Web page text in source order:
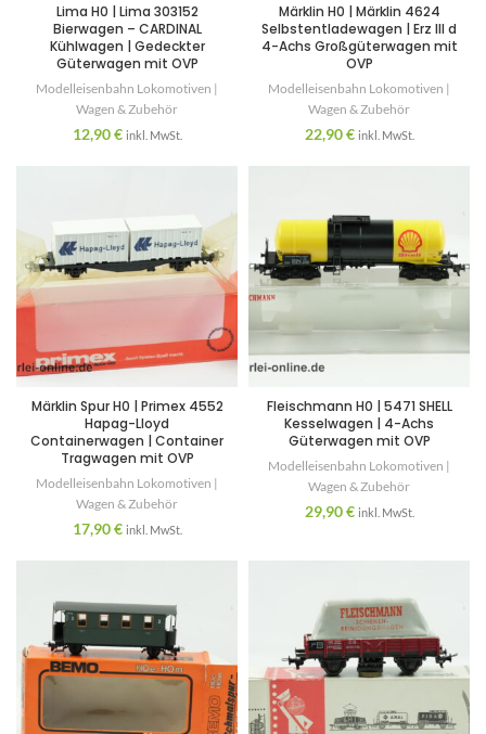
Lima H0 | Lima 303152
Bierwagen – CARDINAL
Kühlwagen | Gedeckter
Güterwagen mit OVP
Modelleisenbahn Lokomotiven |
Wagen & Zubehör
12,90€ inkl. MwSt.
Märklin H0 | Märklin 4624
Selbstentladewagen | Erz III d
4-Achs Großgüterwagen mit
OVP
Modelleisenbahn Lokomotiven |
Wagen & Zubehör
22,90€ inkl. MwSt.
Märklin Spur H0 | Primex 4552
Hapag-Lloyd
Containerwagen | Container
Tragwagen mit OVP
Modelleisenbahn Lokomotiven |
Wagen & Zubehör
17,90€ inkl. MwSt.
Fleischmann H0 | 5471 SHELL
Kesselwagen | 4-Achs
Güterwagen mit OVP
Modelleisenbahn Lokomotiven |
Wagen & Zubehör
29,90€ inkl. MwSt.